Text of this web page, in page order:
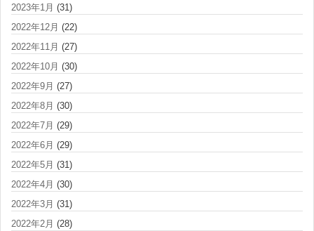
2023年1月 (31)
2022年12月 (22)
2022年11月 (27)
2022年10月 (30)
2022年9月 (27)
2022年8月 (30)
2022年7月 (29)
2022年6月 (29)
2022年5月 (31)
2022年4月 (30)
2022年3月 (31)
2022年2月 (28)